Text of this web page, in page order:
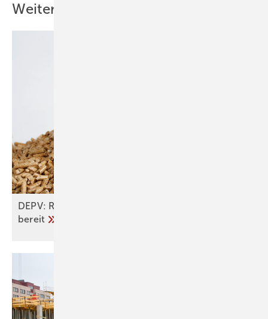
Weitere Inhalte
DEPV: Regierung stellt ausreichend BEG-Mittel
bereit